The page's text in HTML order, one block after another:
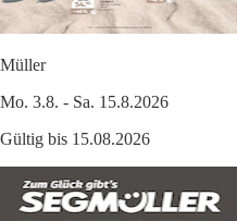
Müller
Mo. 3.8. - Sa. 15.8.2026
Gültig bis 15.08.2026